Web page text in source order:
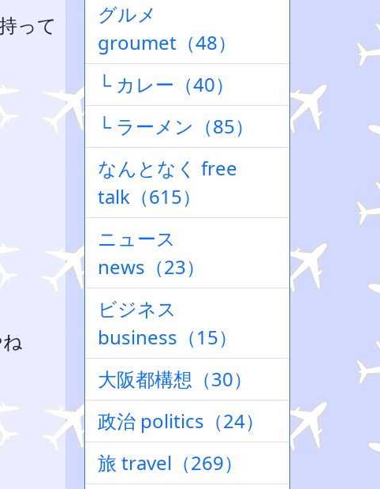
って
グルメ
groumet（48）
└ カレー（40）
└ ラーメン（85）
なんとなく free
talk（615）
ニュース
news（23）
ビジネス
business（15）
大阪都構想（30）
政治 politics（24）
旅 travel（269）